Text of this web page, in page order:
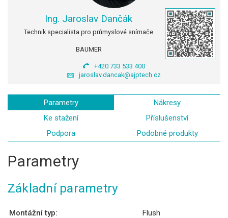
Ing. Jaroslav Dančák
Technik specialista pro průmyslové snímače
BAUMER
+420 733 533 400
jaroslav.dancak@ajptech.cz
Parametry
Nákresy
Ke stažení
Příslušenství
Podpora
Podobné produkty
Parametry
Základní parametry
Montážní typ:
Flush